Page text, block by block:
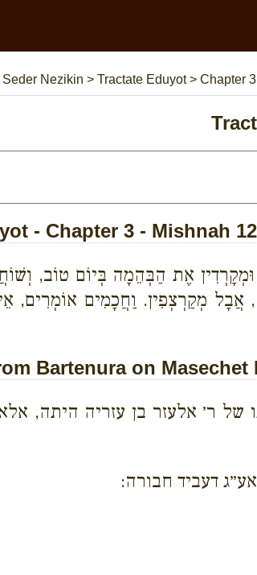
Seder Nezikin > Tractate Eduyot> Chapter
- Chapter 3 - Mishnah 12
אֶת הַבְּהֵמָה בְּיוֹם טוֹב,
מְקַרְצְפִין. וַחֲכָמִים אוֹמְרִים,
Bartenura on
של ר׳ אלעזר בן עזריה היתה,
דעביד חבורה: